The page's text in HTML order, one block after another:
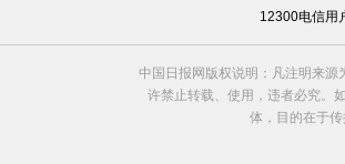
12300电信用
中国日报网版权说明：凡注明来源
许禁止转载、使用，违者必究。
体，目的在于